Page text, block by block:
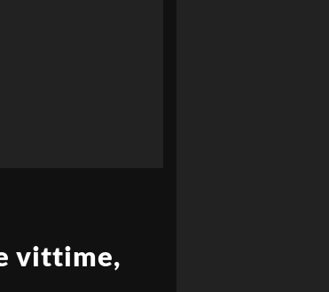
vittime,